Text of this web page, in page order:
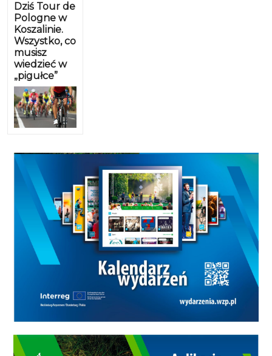
Dziś Tour de
Pologne w
Koszalinie.
Wszystko, co
musisz
wiedzieć w
„pigułce”